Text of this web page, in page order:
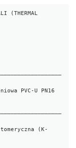
(THERMAL